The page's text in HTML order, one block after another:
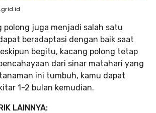
polong juga menjadi salah satu
beradaptasi dengan baik saat
begitu, kacang polong tetap
dari sinar matahari yang
ini tumbuh, kamu dapat
1-2 bulan kemudian.
LAINNYA: